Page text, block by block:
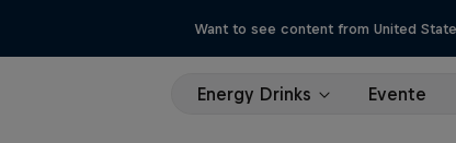
Want to see content from United
Energy Drinks Evente